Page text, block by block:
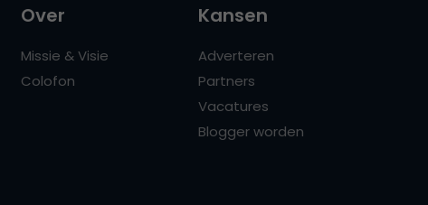
Over
Missie & Visie
Colofon
Kansen
Adverteren
Partners
Vacatures
Blogger worden